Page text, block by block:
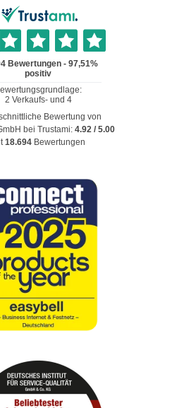
Bewertung von
bei Trustami: 4.92/ 5.00
18.694 Bewertungen